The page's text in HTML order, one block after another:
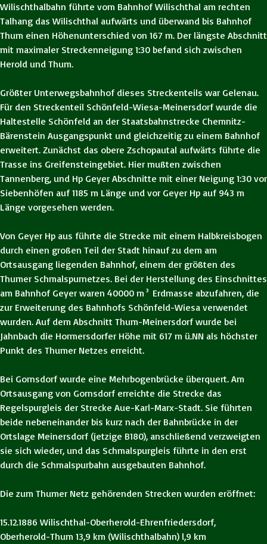
Wilischthalbahn führte vom Bahnhof Wilischthal am rechten
Talhang das Wilischthal aufwärts und überwand bis Bahnhof
Thum einen Höhenunterschied von 167 m. Der längste Abschnitt
mit maximaler Streckenneigung 1:30 befand sich zwischen
Herold und Thum.
Größter Unterwegsbahnhof dieses Streckenteils war Gelenau.
Für den Streckenteil Schönfeld-Wiesa-Meinersdorf wurde die
Haltestelle Schönfeld an der Staatsbahnstrecke Chemnitz-
Bärenstein Ausgangspunkt und gleichzeitig zu einem Bahnhof
erweitert. Zunächst das obere Zschopautal aufwärts führte die
Trasse ins Greifensteingebiet. Hier mußten zwischen
Tannenberg, und Hp Geyer Abschnitte mit einer Neigung 1:30 vor
Siebenhöfen auf 1185 m Länge und vor Geyer Hp auf 943 m
Länge vorgesehen werden.
Von Geyer Hp aus führte die Strecke mit einem Halbkreisbogen
durch einen großen Teil der Stadt hinauf zu dem am
Ortsausgang liegenden Bahnhof, einem der größten des
Thumer Schmalspurnetzes. Bei der Herstellung des Einschnittes
am Bahnhof Geyer waren 40000 m³ Erdmasse abzufahren, die
zur Erweiterung des Bahnhofs Schönfeld-Wiesa verwendet
wurden. Auf dem Abschnitt Thum-Meinersdorf wurde bei
Jahnbach die Hormersdorfer Höhe mit 617 m ü.NN als höchster
Punkt des Thumer Netzes erreicht.
Bei Gornsdorf wurde eine Mehrbogenbrücke überquert. Am
Ortsausgang von Gornsdorf erreichte die Strecke das
Regelspurgleis der Strecke Aue-Karl-Marx-Stadt. Sie führten
beide nebeneinander bis kurz nach der Bahnbrücke in der
Ortslage Meinersdorf (jetzige B180), anschließend verzweigten
sie sich wieder, und das Schmalspurgleis führte in den erst
durch die Schmalspurbahn ausgebauten Bahnhof.
Die zum Thumer Netz gehörenden Strecken wurden eröffnet:
15.12.1886 Wilischthal-Oberherold-Ehrenfriedersdorf,
Oberherold-Thum 13,9 km (Wilischthalbahn) l,9 km